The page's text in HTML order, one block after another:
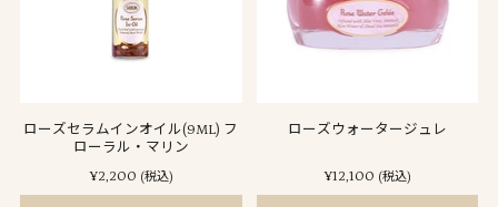
ローズセラムインオイル(9ML) フ
ローラル・マリン
¥2,200 (税込)
ローズウォータージュレ
¥12,100 (税込)